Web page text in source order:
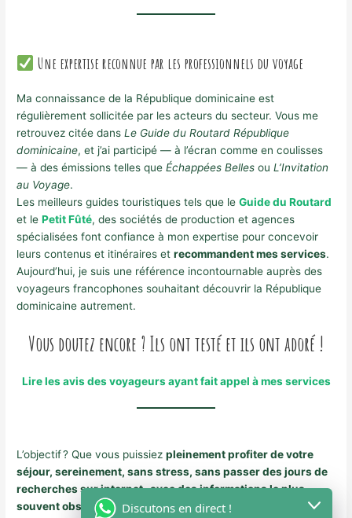
Une expertise reconnue par les professionnels du voyage
Ma connaissance de la République dominicaine est
régulièrement sollicitée par les acteurs du secteur. Vous me
retrouvez citée dansLe Guide du Routard République
dominicaine, et j’ai participé — à l’écran comme en coulisses
— à des émissions telles queÉchappées Belles ouL’Invitation
au Voyage.
Les meilleurs guides touristiques tels que leGuide du Routard
et lePetit Fûté, des sociétés de production et agences
spécialisées font confiance à mon expertise pour concevoir
leurs contenus et itinéraires etrecommandent mes services.
Aujourd’hui, je suis une référence incontournable auprès des
voyageurs francophones souhaitant découvrir la République
dominicaine autrement.
Vous doutez encore ? Ils ont testé et ils ont adoré !
Lire les avis des voyageurs ayant fait appel à mes services
L’objectif ? Que vous puissiezpleinement profiter de votre
séjour, sereinement, sans stress, sans passer des jours de
recherches sur internet -avec des informations le plus
souvent obsolètes ou contradictoires-, et sans mauvaises
Discutons en direct !